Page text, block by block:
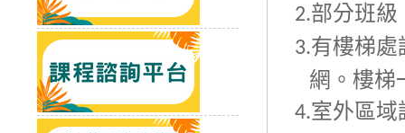
2.部分班級
3.有樓梯處
網。樓梯
4.室外區域